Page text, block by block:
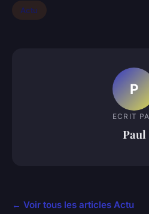
Actu
P
ECRIT
Paul
← Voir tous les articles Actu